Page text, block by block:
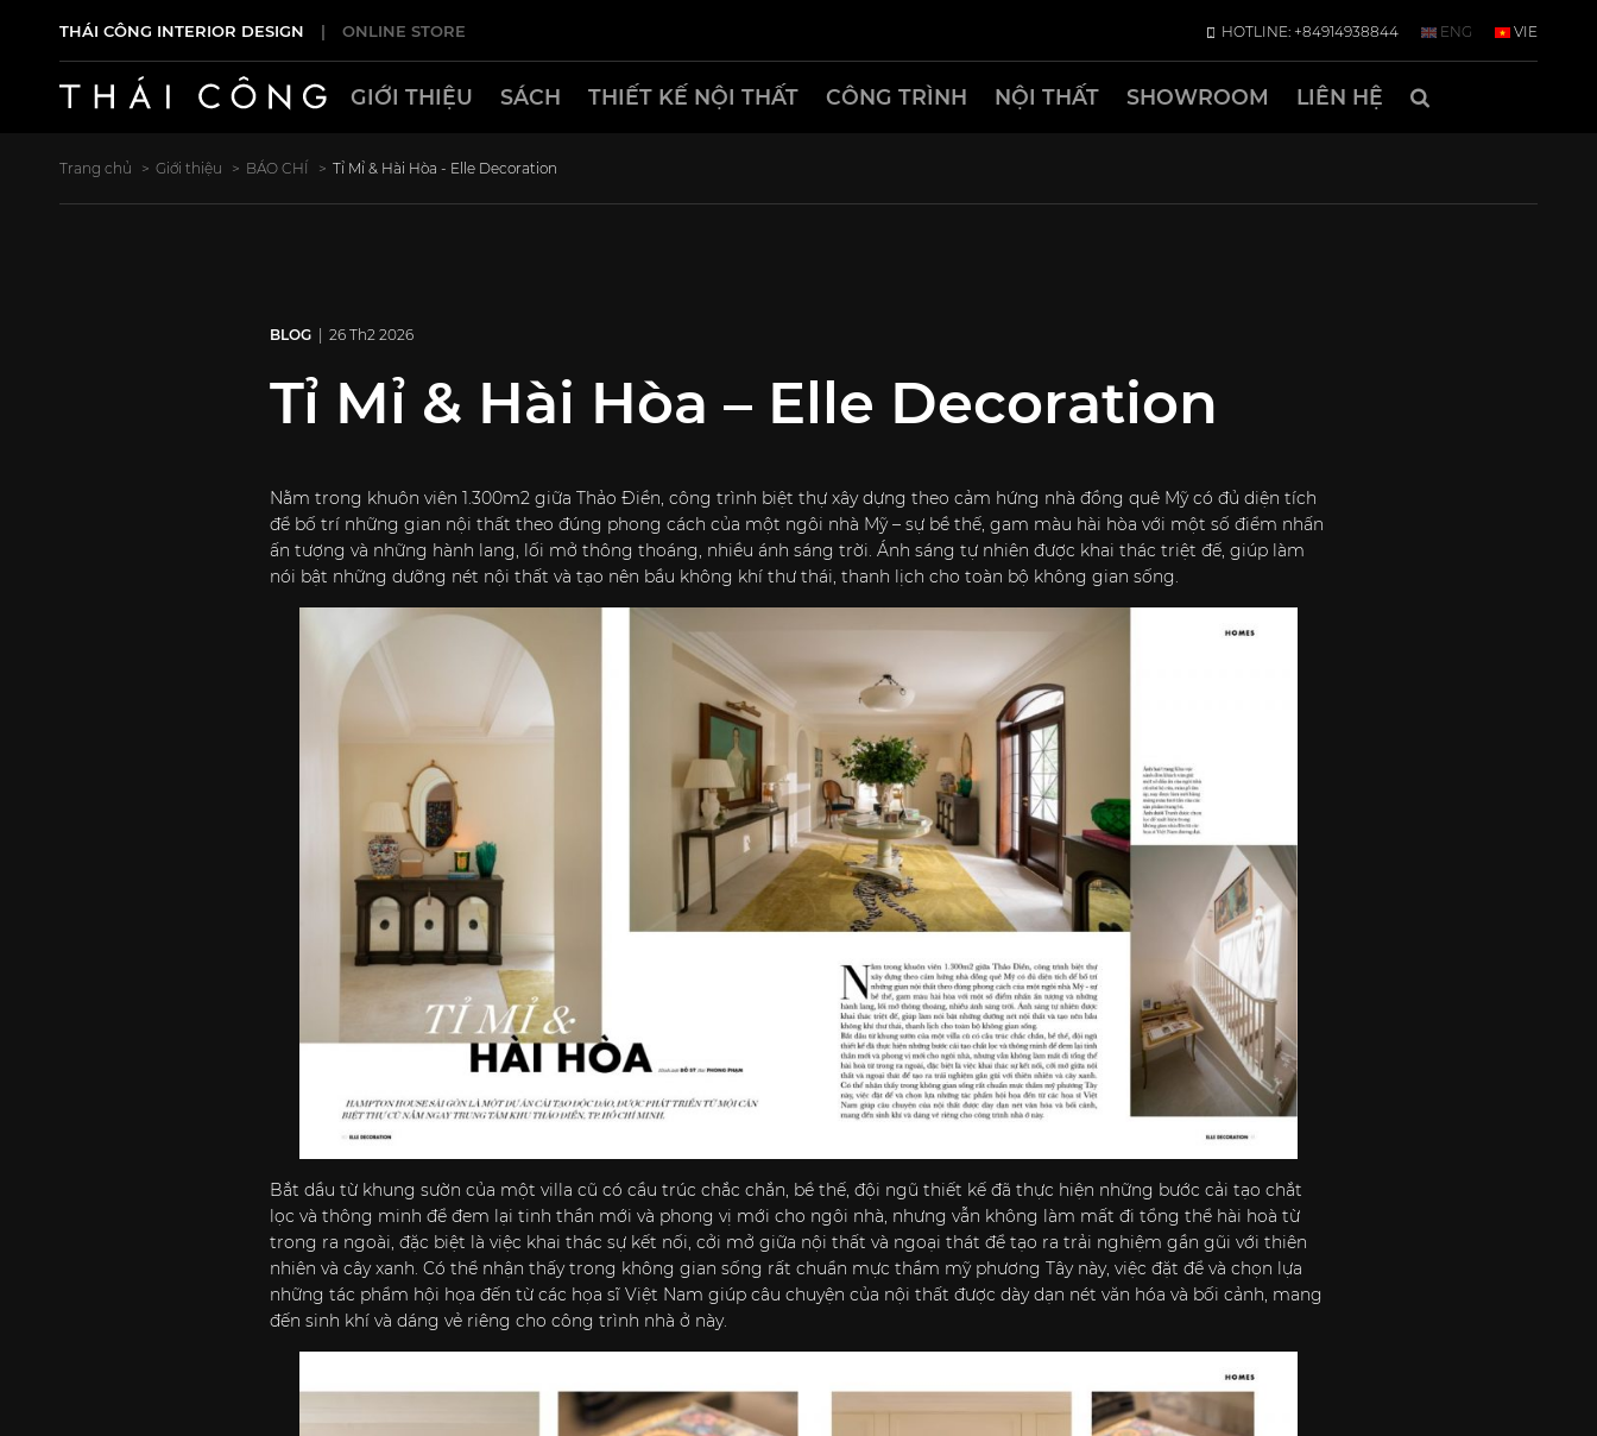
THÁI CÔNG INTERIOR DESIGN | ONLINE STORE HOTLINE: +84914938844 ENG VIE
GIỚI THIỆU SÁCH THIẾT KẾ NỘI THẤT CÔNG TRÌNH NỘI THẤT SHOWROOM LIÊN HỆ
Trang chủ Giới thiệu BÁO CHÍ Tỉ Mỉ & Hài Hòa - Elle Decoration
BLOG | 26 Th2 2026
Tỉ Mỉ & Hài Hòa – Elle Decoration
Nằm trong khuôn viên 1.300m2 giữa Thảo Điền, công trình biệt thự xây dựng theo cảm hứng nhà đồng quê Mỹ có đủ diện tích
để bố trí những gian nội thất theo đúng phong cách của một ngôi nhà Mỹ – sự bề thế, gam màu hài hòa với một số điểm nhấn
ấn tượng và những hành lang, lối mở thông thoáng, nhiều ánh sáng trời. Ánh sáng tự nhiên được khai thác triệt đế, giúp làm
nói bật những dưỡng nét nội thất và tạo nên bầu không khí thư thái, thanh lịch cho toàn bộ không gian sống.
Bắt dầu từ khung sườn của một villa cũ có cầu trúc chắc chắn, bề thế, đội ngũ thiết kế đã thực hiện những bước cải tạo chắt
lọc và thông minh để đem lại tinh thần mới và phong vị mới cho ngôi nhà, nhưng vẫn không làm mất đi tổng thể hài hoà từ
trong ra ngoài, đặc biệt là việc khai thác sự kết nối, cởi mở giữa nội thất và ngoại thát để tạo ra trải nghiệm gần gũi với thiên
nhiên và cây xanh. Có thể nhận thấy trong không gian sống rất chuẩn mực thầm mỹ phương Tây này, việc đặt để và chọn lựa
những tác phẩm hội họa đến từ các họa sĩ Việt Nam giúp câu chuyện của nội thất được dày dạn nét văn hóa và bối cảnh, mang
đến sinh khí và dáng vẻ riêng cho công trình nhà ở này.